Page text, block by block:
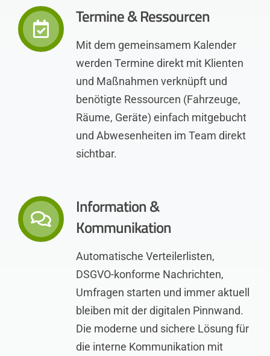
Termine & Ressourcen
Mit dem gemeinsamem Kalender
werden Termine direkt mit Klienten
und Maßnahmen verknüpft und
benötigte Ressourcen (Fahrzeuge,
Räume, Geräte) einfach mitgebucht
und Abwesenheiten im Team direkt
sichtbar.
Information &
Kommunikation
Automatische Verteilerlisten,
DSGVO-konforme Nachrichten,
Umfragen starten und immer aktuell
bleiben mit der digitalen Pinnwand.
Die moderne und sichere Lösung für
die interne Kommunikation mit